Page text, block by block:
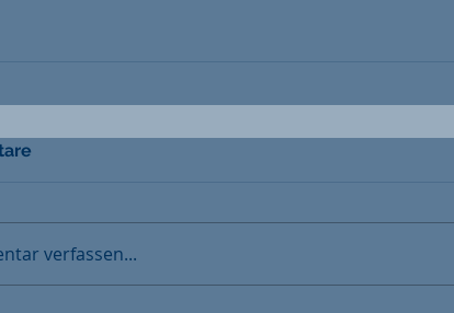
verfassen...